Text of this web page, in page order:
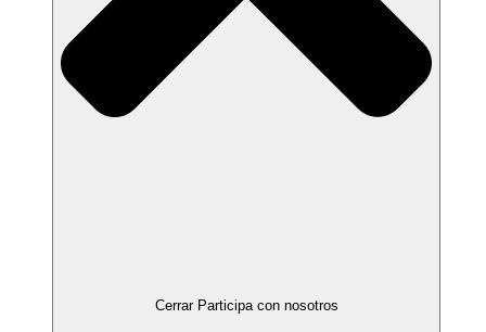
Cerrar Participa con nosotros